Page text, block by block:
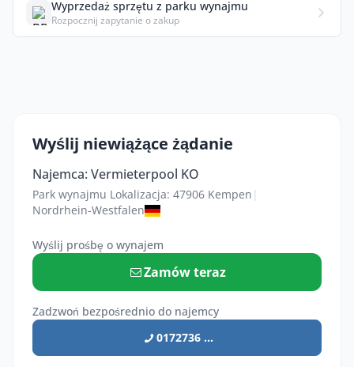
Wyprzedaż sprzętu z parku wynajmu
Rozpocznij zapytanie o zakup
Wyślij niewiążące żądanie
Najemca: Vermieterpool KO
Park wynajmu Lokalizacja: 47906 Kempen |
Nordrhein-Westfalen
Wyślij prośbę o wynajem
Zamów teraz
Zadzwoń bezpośrednio do najemcy
0172736 ...